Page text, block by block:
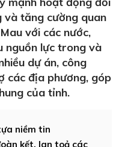
và tăng cường quan
với các nước,
nguồn lực trong và
dự án, công
các địa phương, góp
của tỉnh.
niềm tin
kết, lan toả các